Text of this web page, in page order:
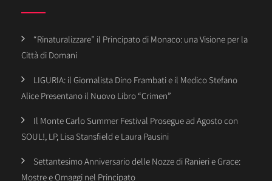
“Rinaturalizzare” il Principato di Monaco: una Visione per la
Città di Domani
LIGURIA: il Giornalista Dino Frambati e il Medico Stefano
Alice Presentano il Nuovo Libro “Crimen”
Il Monte Carlo Summer Festival Prosegue ad Agosto con
SOUL!, LP, Lisa Stansfield e Laura Pausini
Settantesimo Anniversario delle Nozze di Ranieri e Grace:
Mostre e Omaggi nel Principato